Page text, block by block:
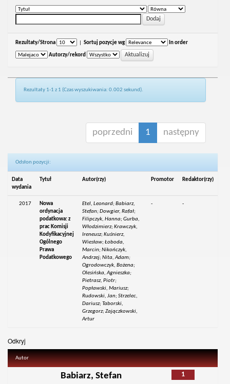
Rezultaty/Strona Sortuj pozycje wg In order
Autorzy/rekord
Rezultaty 1-1 z 1 (Czas wyszukiwania: 0.002 sekund).
poprzedni 1 następny
Odsłon pozycji:
Data
wydania
Tytuł Autor(rzy) Promotor Redaktor(rzy)
2017
Nowa
ordynacja
podatkowa: z
prac Komisji
Kodyfikacyjnej
Ogólnego
Prawa
Podatkowego
Etel, Leonard; Babiarz,
Stefan; Dowgier, Rafał;
Filipczyk, Hanna; Gurba,
Włodzimierz; Krawczyk,
Ireneusz; Kuśnierz,
Wiesław; Łoboda,
Marcin; Nikończyk,
Andrzej; Nita, Adam;
Ogrodowczyk, Bożena;
Olesińska, Agnieszka;
Pietrasz, Piotr;
Popławski, Mariusz;
Rudowski, Jan; Strzelec,
Dariusz; Taborski,
Grzegorz; Zajączkowski,
Artur
- -
Odkryj
Autor
1
Babiarz, Stefan